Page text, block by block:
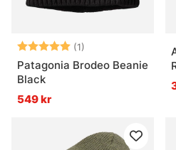
Betyg: (1)
5.0 utav 5 stjärnor
Patagonia Brodeo Beanie
Black
549 kr